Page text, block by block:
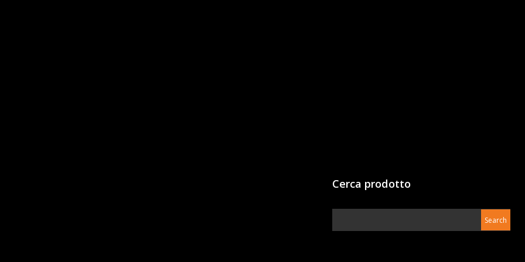
Cerca prodotto